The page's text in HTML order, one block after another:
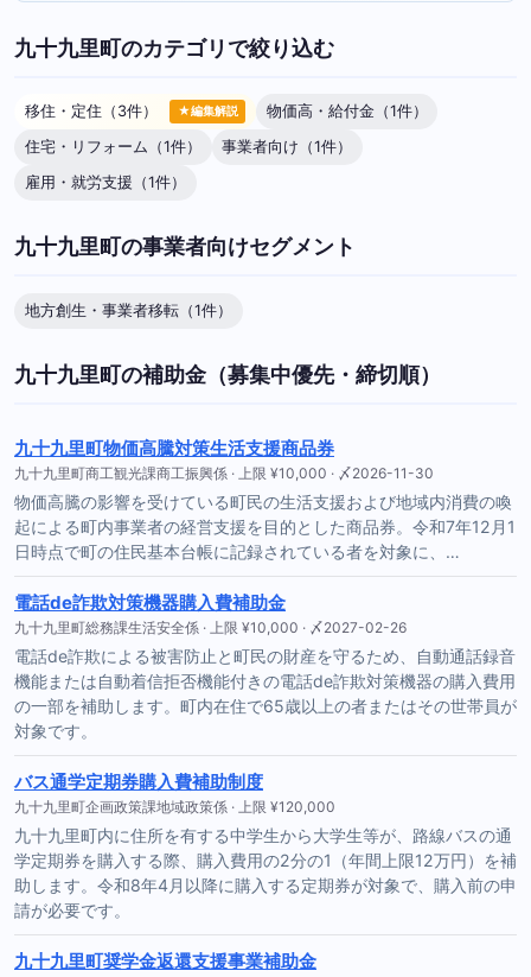
九十九里町のカテゴリで絞り込む
移住・定住（3件） ★編集解説
物価高・給付金（1件）
住宅・リフォーム（1件）
事業者向け（1件）
雇用・就労支援（1件）
九十九里町の事業者向けセグメント
地方創生・事業者移転（1件）
九十九里町の補助金（募集中優先・締切順）
九十九里町物価高騰対策生活支援商品券
九十九里町商工観光課商工振興係 · 上限 ¥10,000 · 〆2026-11-30
物価高騰の影響を受けている町民の生活支援および地域内消費の喚
起による町内事業者の経営支援を目的とした商品券。令和7年12月1
日時点で町の住民基本台帳に記録されている者を対象に、…
電話de詐欺対策機器購入費補助金
九十九里町総務課生活安全係 · 上限 ¥10,000 · 〆2027-02-26
電話de詐欺による被害防止と町民の財産を守るため、自動通話録音
機能または自動着信拒否機能付きの電話de詐欺対策機器の購入費用
の一部を補助します。町内在住で65歳以上の者またはその世帯員が
対象です。
バス通学定期券購入費補助制度
九十九里町企画政策課地域政策係 · 上限 ¥120,000
九十九里町内に住所を有する中学生から大学生等が、路線バスの通
学定期券を購入する際、購入費用の2分の1（年間上限12万円）を補
助します。令和8年4月以降に購入する定期券が対象で、購入前の申
請が必要です。
九十九里町奨学金返還支援事業補助金